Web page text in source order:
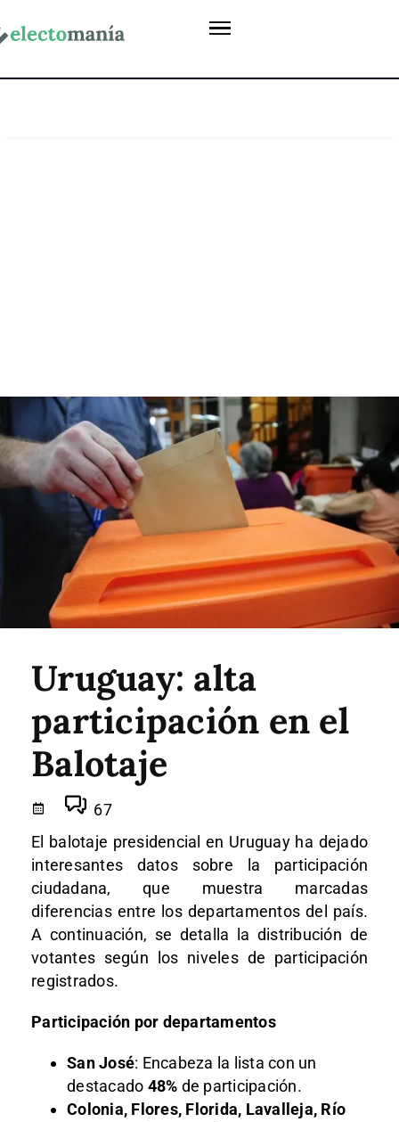
Uruguay: alta
participación en el
Balotaje
67
El balotaje presidencial en Uruguay ha dejado
interesantes datos sobre la participación
ciudadana, que muestra marcadas
diferencias entre los departamentos del país.
A continuación, se detalla la distribución de
votantes según los niveles de participación
registrados.
Participación por departamentos
San José: Encabeza la lista con un
destacado 48% de participación.
Colonia, Flores, Florida, Lavalleja, Río